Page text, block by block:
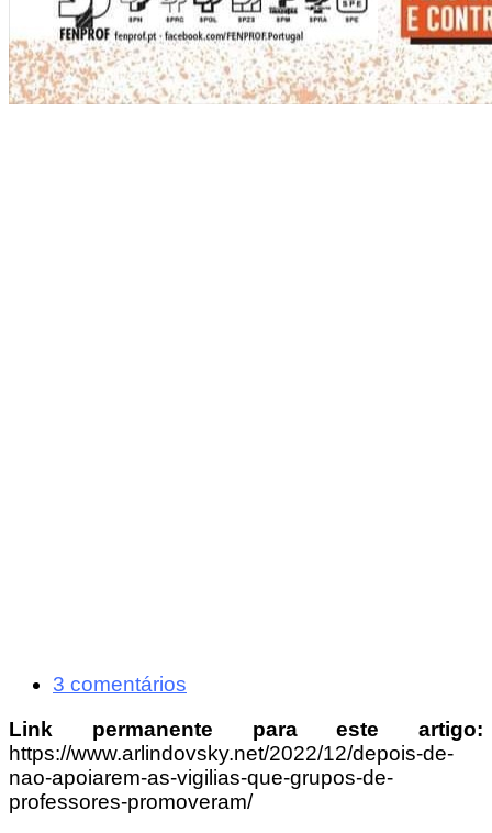
3 comentários
Link permanente para este artigo:
https://www.arlindovsky.net/2022/12/depois-de-
nao-apoiarem-as-vigilias-que-grupos-de-
professores-promoveram/